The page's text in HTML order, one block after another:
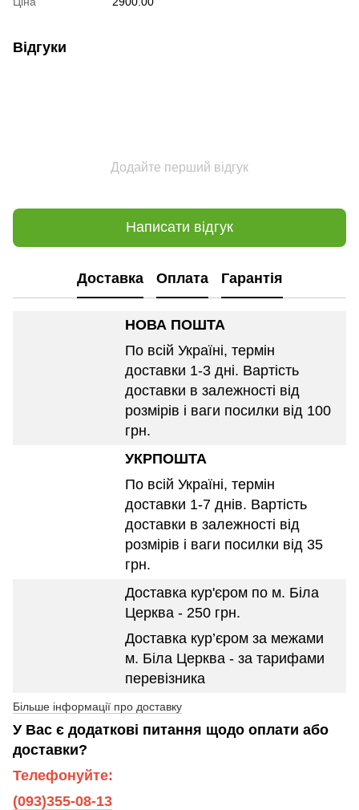
Відгуки
Додайте перший відгук
Написати відгук
Доставка Оплата Гарантія
НОВА ПОШТА
По всій Україні, термін
доставки 1-3 дні. Вартість
доставки в залежності від
розмірів і ваги посилки від 100
грн.
УКРПОШТА
По всій Україні, термін
доставки 1-7 днів. Вартість
доставки в залежності від
розмірів і ваги посилки від 35
грн.
Доставка кур'єром по м. Біла
Церква - 250 грн.
Доставка кур’єром за межами
м. Біла Церква - за тарифами
перевізника
Більше інформації про доставку
У Вас є додаткові питання щодо оплати або
доставки?
Телефонуйте:
(093)355-08-13